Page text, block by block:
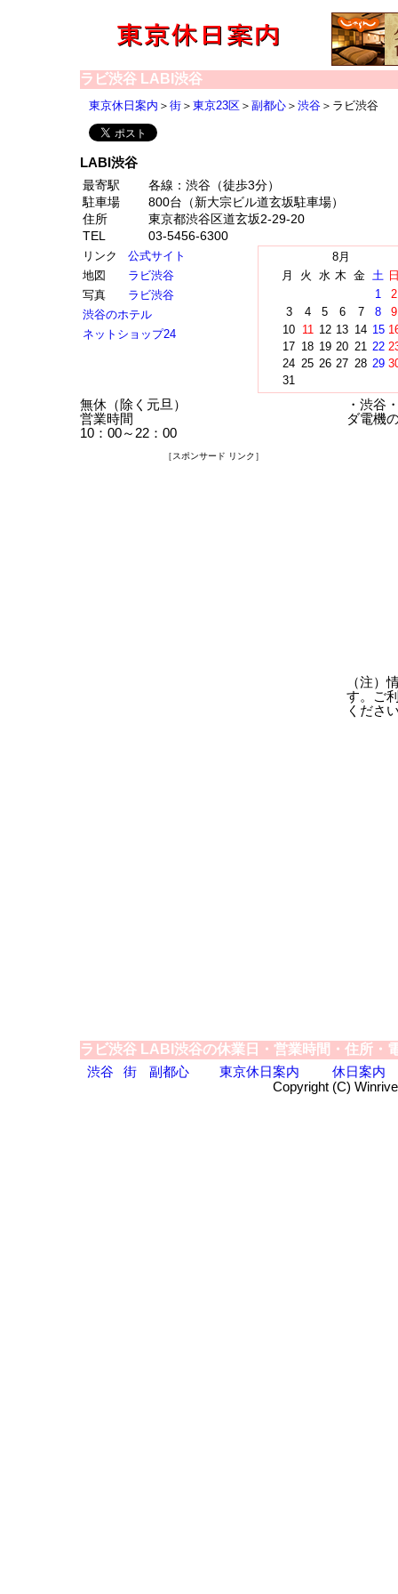
ラビ渋谷 LABI渋谷
東京休日案内 ＞ 街 ＞ 東京23区 ＞ 副都心 ＞ 渋谷 ＞ラビ渋谷
LABI渋谷
最寄駅
各線：渋谷（徒歩3分）
駐車場
800台（新大宗ビル道玄坂駐車場）
住所
東京都渋谷区道玄坂2-29-20
TEL
03-5456-6300
リンク
公式サイト
地図
ラビ渋谷
写真
ラビ渋谷
渋谷のホテル
ネットショップ24
8月
月
火 水 木 金 土
1
2
3
4 5 6 7 8
9
10 11 12 13 14 15
17 18 19 20 21 22
24 25 26 27 28 29
31
無休（除く元旦）
営業時間
10：00～22：00
［スポンサード リンク］
・渋谷
ダ電機
（注）
す。ご
くださ
ラビ渋谷 LABI渋谷の休業日・営業時間・住所・
渋谷
街 副都心 東京休日案内
休日案内
Copyright (C)